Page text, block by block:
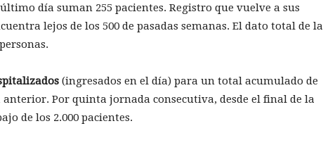
día suman 255 pacientes. Registro que vuelve a sus
lejos de los 500 de pasadas semanas. El dato total de la
(ingresados en el día) para un total acumulado de
anterior. Por quinta jornada consecutiva, desde el final de la
de los 2.000 pacientes.